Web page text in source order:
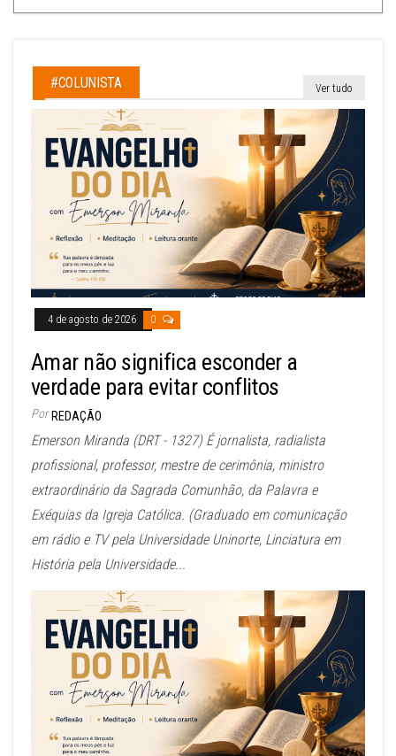
#COLUNISTA Ver tudo
4 de agosto de 2026 0
Amar não significa esconder a
verdade para evitar conflitos
Por REDAÇÃO
Emerson Miranda (DRT - 1327) É jornalista, radialista
profissional, professor, mestre de cerimônia, ministro
extraordinário da Sagrada Comunhão, da Palavra e
Exéquias da Igreja Católica. (Graduado em comunicação
em rádio e TV pela Universidade Uninorte, Linciatura em
História pela Universidade...